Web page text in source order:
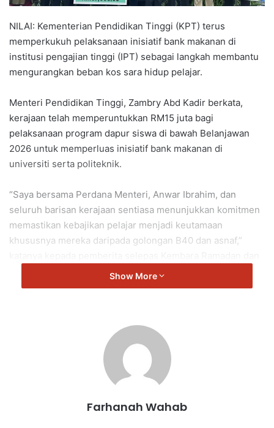
NILAI: Kementerian Pendidikan Tinggi (KPT) terus
memperkukuh pelaksanaan inisiatif bank makanan di
institusi pengajian tinggi (IPT) sebagai langkah membantu
mengurangkan beban kos sara hidup pelajar.
Menteri Pendidikan Tinggi, Zambry Abd Kadir berkata,
kerajaan telah memperuntukkan RM15 juta bagi
pelaksanaan program dapur siswa di bawah Belanjawan
2026 untuk memperluas inisiatif bank makanan di
universiti serta politeknik.
“Saya bersama Perdana Menteri, Anwar Ibrahim, dan
seluruh barisan kerajaan sentiasa menunjukkan komitmen
memastikan kebajikan pelajar menjadi keutamaan
khususnya mereka daripada golongan B40 dan asnaf,”
Iftar Perdana Universiti Sains Islam Malaysia (USIM) di sini,
hari ini.
pelancaran Dapur Siswa MADANI USIM yang menyediakan
juadah berbuka puasa kepada mahasiswa, khususnya
golongan memerlukan.
program seumpama itu membolehkan kementerian
Show More
Farhanah Wahab